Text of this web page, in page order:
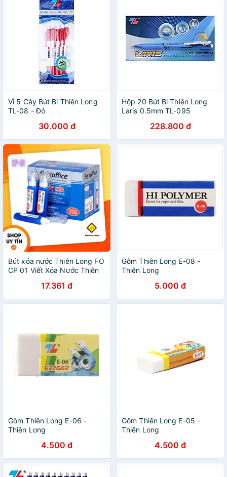
Vỉ 5 Cây Bút Bi Thiên Long
TL-08 - Đỏ
30.000 đ
Hộp 20 Bút Bi Thiên Long
Laris 0.5mm TL-095
228.800 đ
Bút xóa nước Thiên Long FO
CP 01 Viết Xóa Nước Thiên
17.361 đ
Gôm Thiên Long E-08 -
Thiên Long
5.000 đ
Gôm Thiên Long E-06 -
Thiên Long
4.500 đ
Gôm Thiên Long E-05 -
Thiên Long
4.500 đ